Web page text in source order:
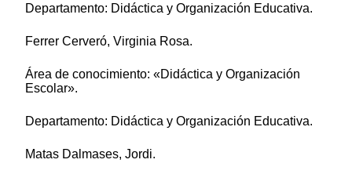
Departamento: Didáctica y Organización Educativa.
Ferrer Cerveró, Virginia Rosa.
Área de conocimiento: «Didáctica y Organización
Escolar».
Departamento: Didáctica y Organización Educativa.
Matas Dalmases, Jordi.